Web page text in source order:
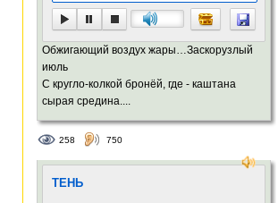
Обжигающий воздух жары…Заскорузлый
июль
С кругло-колкой бронёй, где - каштана
сырая средина....
258 750
ТЕНЬ